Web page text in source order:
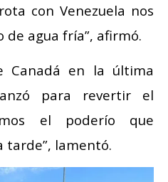
con Venezuela nos
de agua fría”, afirmó.
Canadá en la última
para revertir el
el poderío que
tarde”, lamentó.